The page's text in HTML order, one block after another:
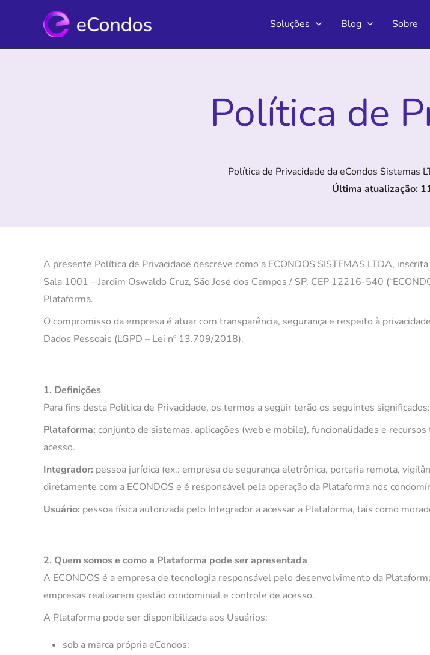
Soluções Blog Sobre
Política de
Política de Privacidade da eCondos Sistemas
Última atualização:
A presente Política de Privacidade descreve como a ECONDOS SISTEMAS LTDA,
Sala 1001 – Jardim Oswaldo Cruz, São José dos Campos / SP, CEP 12216-540
Plataforma.
O compromisso da empresa é atuar com transparência, segurança e respeito à
Dados Pessoais (LGPD – Lei nº 13.709/2018).
1. Definições
Para fins desta Política de Privacidade, os termos a seguir terão os seguintes significados:
Plataforma: conjunto de sistemas, aplicações (web e mobile), funcionalidades e
acesso.
Integrador: pessoa jurídica (ex.: empresa de segurança eletrônica, portaria remota,
diretamente com a ECONDOS e é responsável pela operação da Plataforma nos
Usuário: pessoa física autorizada pelo Integrador a acessar a Plataforma, tais como
2. Quem somos e como a Plataforma pode ser apresentada
A ECONDOS é a empresa de tecnologia responsável pelo desenvolvimento da
empresas realizarem gestão condominial e controle de acesso.
A Plataforma pode ser disponibilizada aos Usuários:
sob a marca própria eCondos;